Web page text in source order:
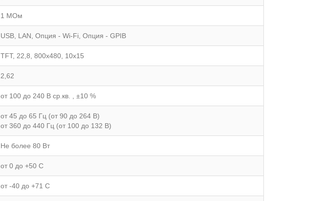
1 МОм
USB, LAN, Опция - Wi-Fi, Опция - GPIB
TFT, 22,8, 800х480, 10x15
2,62
от 100 до 240 В ср.кв. , ±10 %
от 45 до 65 Гц (от 90 до 264 В)
от 360 до 440 Гц (от 100 до 132 В)
Не более 80 Вт
от 0 до +50 C
от -40 до +71 C